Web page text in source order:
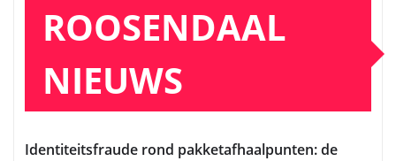
ROOSENDAAL
NIEUWS
Identiteitsfraude rond pakketafhaalpunten: de